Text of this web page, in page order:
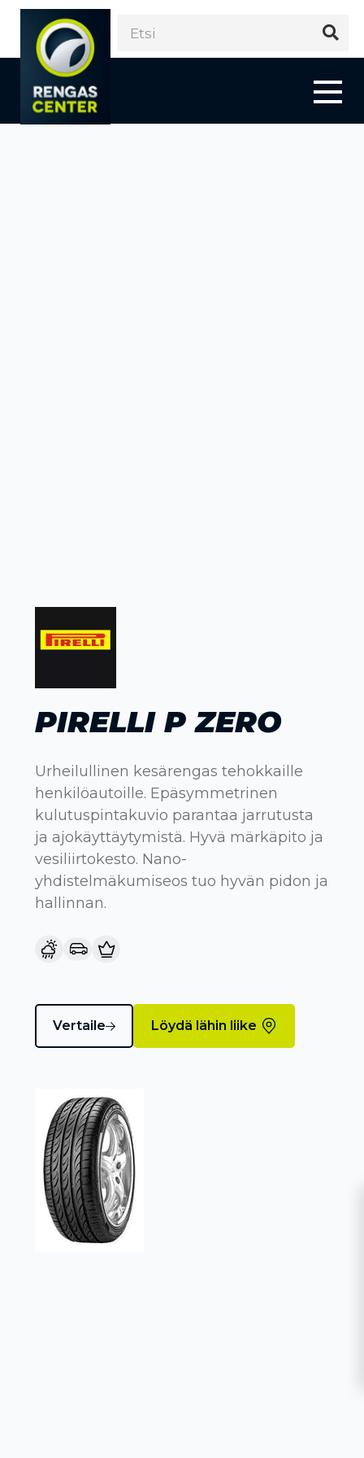
PIRELLI P ZERO
Urheilullinen kesärengas tehokkaille
henkilöautoille. Epäsymmetrinen
kulutuspintakuvio parantaa jarrutusta
ja ajokäyttäytymistä. Hyvä märkäpito ja
vesiliirtokesto. Nano-
yhdistelmäkumiseos tuo hyvän pidon ja
hallinnan.
Vertaile Löydä lähin liike